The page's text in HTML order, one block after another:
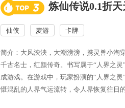
炼仙传说0.1折
仙侠 麦游 卡牌
简介：大风泱泱，大潮滂滂，携灵兽小淘
千古名士，红颜传奇。书写属于“人界之
成游戏。在游戏中，玩家扮演的“人界之
慑混乱的人界气运流转，令人界恢复往日的